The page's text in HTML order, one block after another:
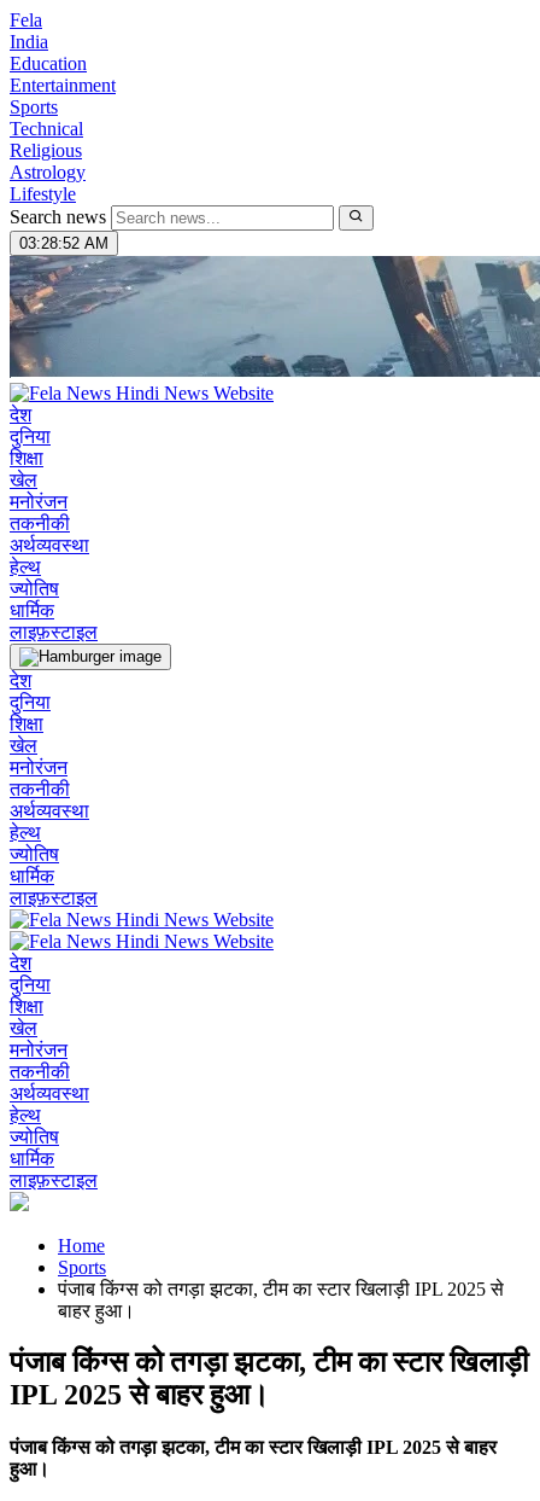
Fela
India
Education
Entertainment
Sports
Technical
Religious
Astrology
Lifestyle
Search news
03:28:53 AM
देश
दुनिया
शिक्षा
खेल
मनोरंजन
तकनीकी
अर्थव्यवस्था
हेल्थ
ज्योतिष
धार्मिक
लाइफ़स्टाइल
देश
दुनिया
शिक्षा
खेल
मनोरंजन
तकनीकी
अर्थव्यवस्था
हेल्थ
ज्योतिष
धार्मिक
लाइफ़स्टाइल
देश
दुनिया
शिक्षा
खेल
मनोरंजन
तकनीकी
अर्थव्यवस्था
हेल्थ
ज्योतिष
धार्मिक
लाइफ़स्टाइल
Home
Sports
पंजाब किंग्स को तगड़ा झटका, टीम का स्टार खिलाड़ी IPL 2025 से
बाहर हुआ।
पंजाब किंग्स को तगड़ा झटका, टीम का स्टार खिलाड़ी
IPL 2025 से बाहर हुआ।
पंजाब किंग्स को तगड़ा झटका, टीम का स्टार खिलाड़ी IPL 2025 से बाहर
हुआ।